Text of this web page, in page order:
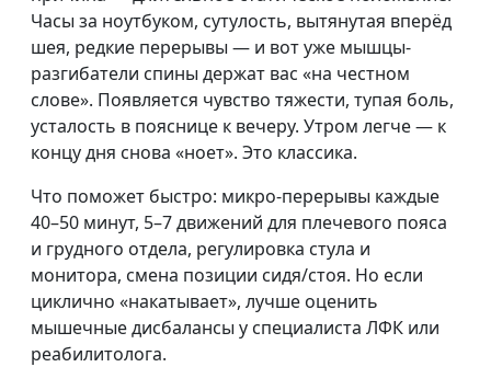
Часы за ноутбуком, сутулость, вытянутая вперёд
шея, редкие перерывы — и вот уже мышцы-
разгибатели спины держат вас «на честном
слове». Появляется чувство тяжести, тупая боль,
усталость в пояснице к вечеру. Утром легче — к
концу дня снова «ноет». Это классика.
Что поможет быстро: микро-перерывы каждые
40–50 минут, 5–7 движений для плечевого пояса
и грудного отдела, регулировка стула и
монитора, смена позиции сидя/стоя. Но если
циклично «накатывает», лучше оценить
мышечные дисбалансы у специалиста ЛФК или
реабилитолога.